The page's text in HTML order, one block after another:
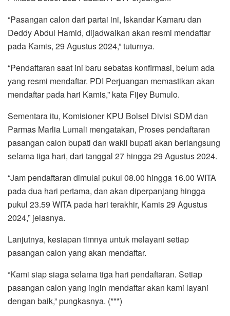
“Pasangan calon dari partai ini, Iskandar Kamaru dan
Deddy Abdul Hamid, dijadwalkan akan resmi mendaftar
pada Kamis, 29 Agustus 2024,” tuturnya.
“Pendaftaran saat ini baru sebatas konfirmasi, belum ada
yang resmi mendaftar. PDI Perjuangan memastikan akan
mendaftar pada hari Kamis,” kata Fijey Bumulo.
Sementara itu, Komisioner KPU Bolsel Divisi SDM dan
Parmas Marlia Lumali mengatakan, Proses pendaftaran
pasangan calon bupati dan wakil bupati akan berlangsung
selama tiga hari, dari tanggal 27 hingga 29 Agustus 2024.
“Jam pendaftaran dimulai pukul 08.00 hingga 16.00 WITA
pada dua hari pertama, dan akan diperpanjang hingga
pukul 23.59 WITA pada hari terakhir, Kamis 29 Agustus
2024,” jelasnya.
Lanjutnya, kesiapan timnya untuk melayani setiap
pasangan calon yang akan mendaftar.
“Kami siap siaga selama tiga hari pendaftaran. Setiap
pasangan calon yang ingin mendaftar akan kami layani
dengan baik,” pungkasnya. (***)